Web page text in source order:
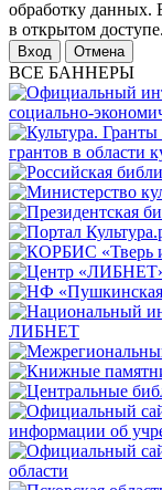
обработку данных.
в открытом доступе.
Отмена
ВСЕ БАННЕРЫ